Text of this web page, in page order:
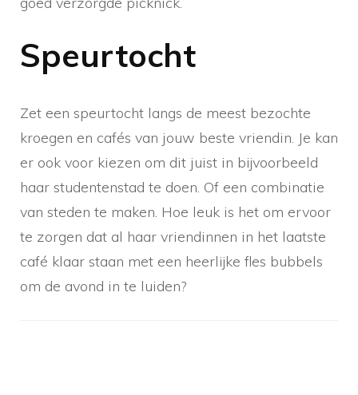
Speurtocht
Zet een speurtocht langs de meest bezochte
kroegen en cafés van jouw beste vriendin. Je kan
er ook voor kiezen om dit juist in bijvoorbeeld
haar studentenstad te doen. Of een combinatie
van steden te maken. Hoe leuk is het om ervoor
te zorgen dat al haar vriendinnen in het laatste
café klaar staan met een heerlijke fles bubbels
om de avond in te luiden?